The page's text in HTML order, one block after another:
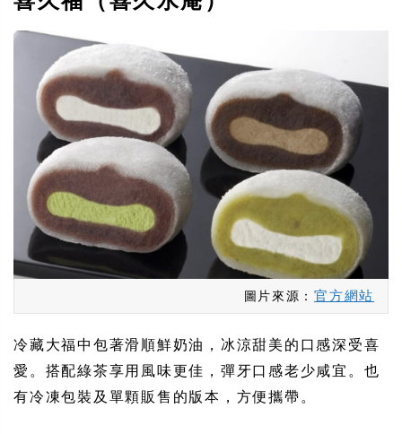
圖片來源：官方網站
冷藏大福中包著滑順鮮奶油，冰涼甜美的口感深受喜
愛。搭配綠茶享用風味更佳，彈牙口感老少咸宜。也
有冷凍包裝及單顆販售的版本，方便攜帶。